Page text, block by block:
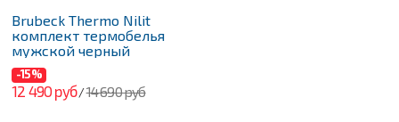
Brubeck Thermo Nilit
комплект термобелья
мужской черный
-15%
12 490 руб/14 690 руб